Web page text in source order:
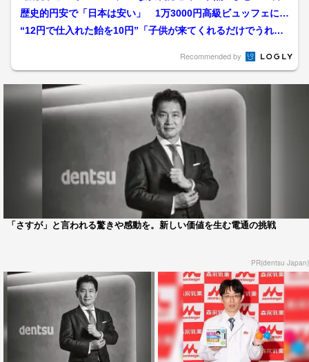
品消費税ゼロ』 飲食店...
歴史的円安で「日本は安い」 1万3000円高級ビュッフェに訪
日客「超お得」 街の...
“12円で仕入れた飴を10円”「子供が来てくれるだけでうれし
Recommended by
「さすが」と言われる驚きや感動を。新しい価値を生む電通の挑戦
PR(dentsu Japan)